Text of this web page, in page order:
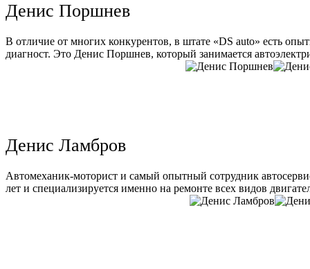
Денис Поршнев
В отличие от многих конкурентов, в штате «DS auto» есть
диагност. Это Денис Поршнев, который занимается
Денис Ламбров
Автомеханик-моторист и самый опытный сотрудник
лет и специализируется именно на ремонте всех видов